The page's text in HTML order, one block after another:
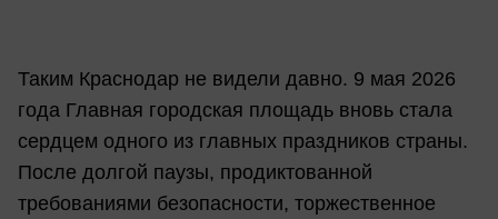
Таким Краснодар не видели давно. 9 мая 2026
года Главная городская площадь вновь стала
сердцем одного из главных праздников страны.
После долгой паузы, продиктованной
требованиями безопасности, торжественное